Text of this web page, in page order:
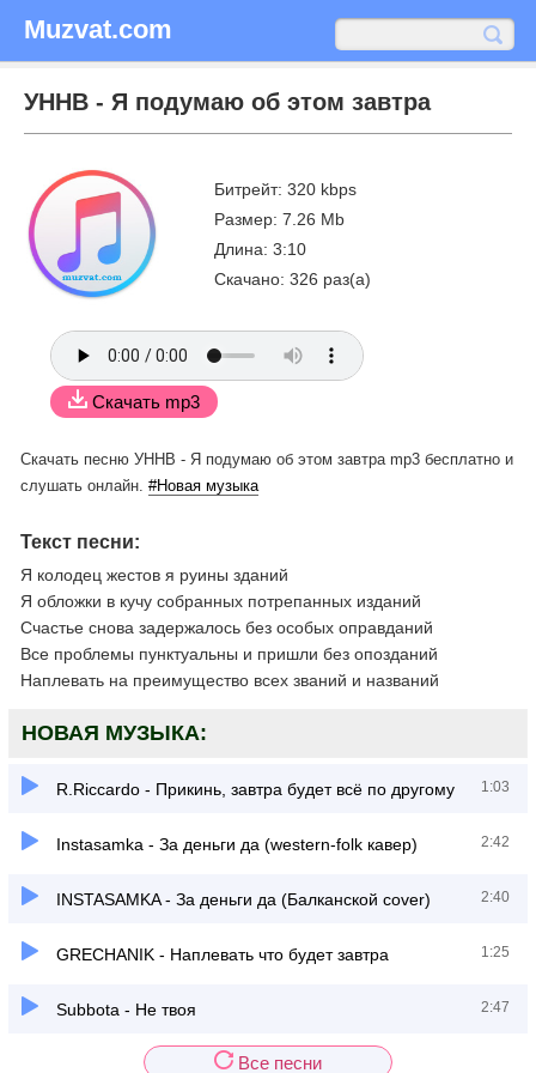
Muzvat.com
УННВ - Я подумаю об этом завтра
Битрейт: 320 kbps
Размер: 7.26 Mb
Длина: 3:10
Скачано: 326 раз(а)
Скачать mp3
Скачать песню УННВ - Я подумаю об этом завтра mp3 бесплатно и
слушать онлайн. #Новая музыка
Текст песни:
Я колодец жестов я руины зданий
Я обложки в кучу собранных потрепанных изданий
Счастье снова задержалось без особых оправданий
Все проблемы пунктуальны и пришли без опозданий
Наплевать на преимущество всех званий и названий
НОВАЯ МУЗЫКА:
R.Riccardo - Прикинь, завтра будет всё по другому 1:03
Instasamka - За деньги да (western-folk кавер) 2:42
INSTASAMKA - За деньги да (Балканской cover) 2:40
GRECHANIK - Наплевать что будет завтра 1:25
Subbota - Не твоя 2:47
Все песни